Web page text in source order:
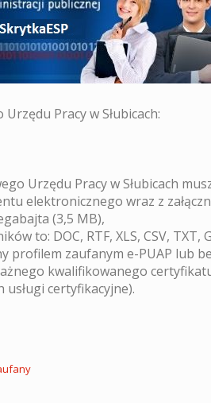
Pracy w Słubicach:
Urzędu Pracy w Słubicach
elektronicznego wraz z
(3,5 MB),
to: DOC, RTF, XLS, CSV, TXT,
profilem zaufanym e-PUAP lub
kwalifikowanego
usługi certyfikacyjne).